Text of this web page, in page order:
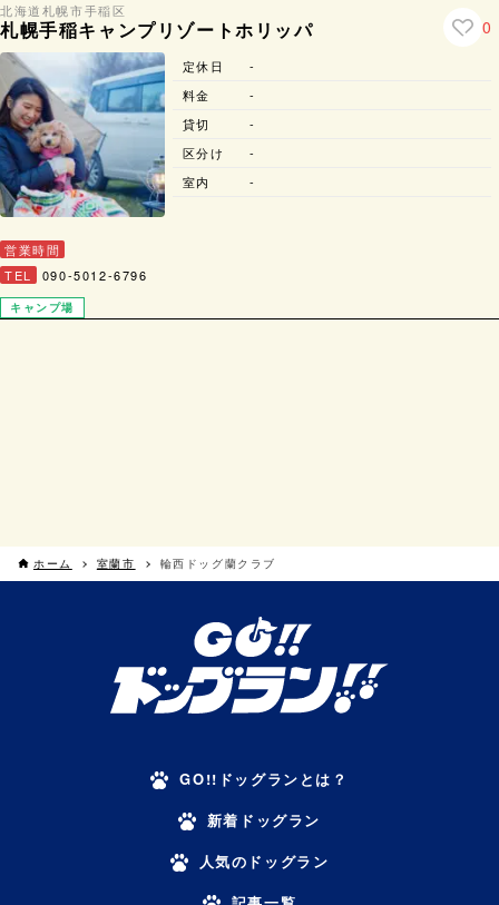
北海道札幌市手稲区
札幌手稲キャンプリゾートホリッパ 0
営業時間
TEL
090-5012-6796
キャンプ場
定休日
-
料金
-
貸切
-
区分け
-
室内
-
ホーム 室蘭市 輪西ドッグ蘭クラブ
GO!!ドッグランとは？
新着ドッグラン
人気のドッグラン